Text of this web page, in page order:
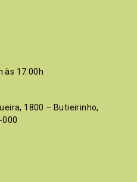
às 17:00h
1800 – Butieirinho,
000